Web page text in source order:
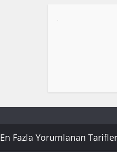
En Fazla Yorumlanan Tarifler